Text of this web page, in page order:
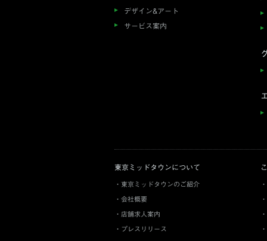
デザイン&アート
サービス案内
東京ミッドタウンについて
東京ミッドタウンのご紹介
会社概要
店舗求人案内
プレスリリース